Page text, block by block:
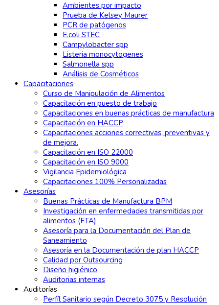
Ambientes por impacto
Prueba de Kelsey Maurer
PCR de patógenos
E.coli STEC
Campylobacter spp
Listeria monocytogenes
Salmonella spp
Análisis de Cosméticos
Capacitaciones
Curso de Manipulación de Alimentos
Capacitación en puesto de trabajo
Capacitaciones en buenas prácticas de manufactura
Capacitación en HACCP
Capacitaciones acciones correctivas, preventivas y
de mejora.
Capacitación en ISO 22000
Capacitación en ISO 9000
Vigilancia Epidemiológica
Capacitaciones 100% Personalizadas
Asesorías
Buenas Prácticas de Manufactura BPM
Investigación en enfermedades transmitidas por
alimentos (ETA)
Asesoría para la Documentación del Plan de
Saneamiento
Asesoría en la Documentación de plan HACCP
Calidad por Outsourcing
Diseño higiénico
Auditorias internas
Auditorías
Perfíl Sanitario según Decreto 3075 y Resolución